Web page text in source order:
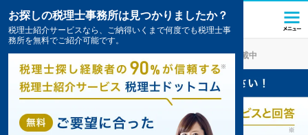
多賀城の税理士・会計事務所の一覧10件掲載中
お探しの税理士事務所は見つかりましたか？
税理士紹介サービスなら、ご納得いくまで何度でも税理士事
務所を無料でご紹介可能です。